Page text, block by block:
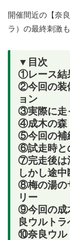
開催間近の【奈
ラ）の最終刺激
▼目次
①レース結
②今回の装
ョン
③実際に走
④成木の森
⑤今回の補
⑥試走時と
⑦完走後は
しかし途中
⑧梅の湯の
リー
⑨今回の成
良ウルト
⑩奈良ウル